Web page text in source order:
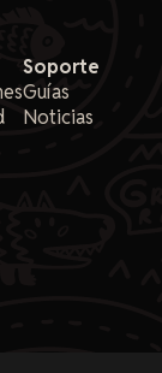
Soporte
Guías
Noticias